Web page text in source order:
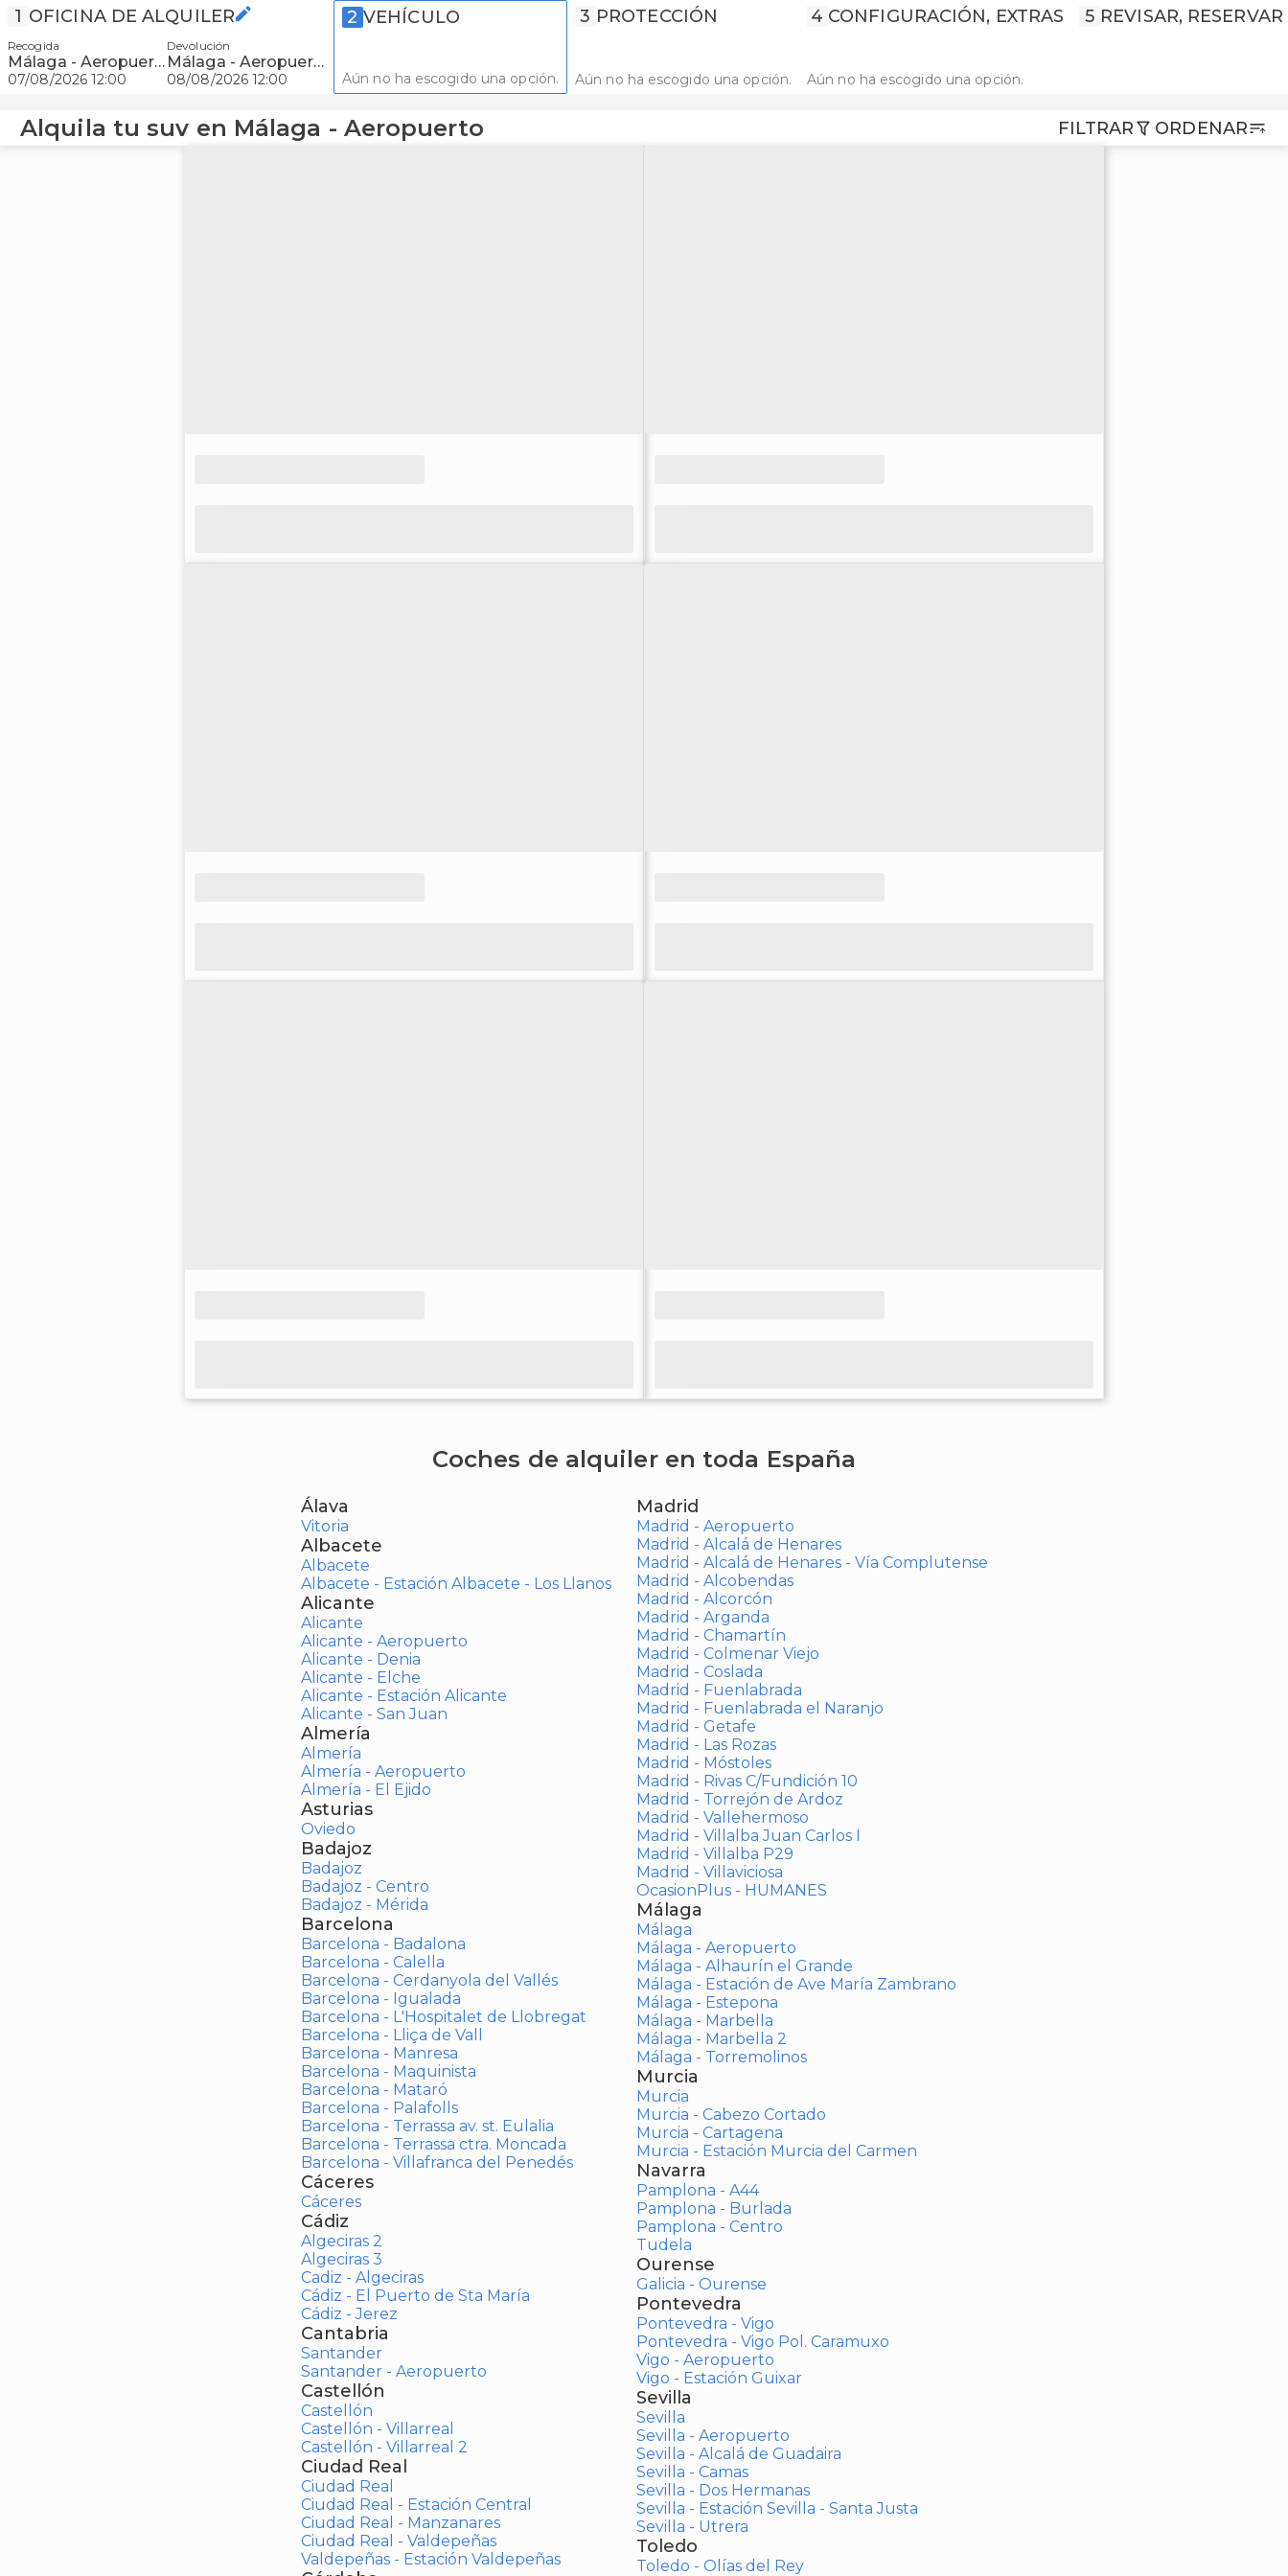
1 OFICINA DE ALQUILER
Recogida
Málaga - Aeropuerto
07/08/2026 12:00
Devolución
Málaga - Aeropuerto
08/08/2026 12:00
2 VEHÍCULO
Aún no ha escogido una opción.
3 PROTECCIÓN
Aún no ha escogido una opción.
4 CONFIGURACIÓN, EXTRAS
Aún no ha escogido una opción.
5 REVISAR, RESERVAR
Alquila tu suv en Málaga - Aeropuerto FILTRAR ORDENAR
Coches de alquiler en toda España
Álava
Vitoria
Albacete
Albacete
Albacete - Estación Albacete - Los Llanos
Alicante
Alicante
Alicante - Aeropuerto
Alicante - Denia
Alicante - Elche
Alicante - Estación Alicante
Alicante - San Juan
Almería
Almería
Almería - Aeropuerto
Almería - El Ejido
Asturias
Oviedo
Badajoz
Badajoz
Badajoz - Centro
Badajoz - Mérida
Barcelona
Barcelona - Badalona
Barcelona - Calella
Barcelona - Cerdanyola del Vallés
Barcelona - Igualada
Barcelona - L'Hospitalet de Llobregat
Barcelona - Lliça de Vall
Barcelona - Manresa
Barcelona - Maquinista
Barcelona - Mataró
Barcelona - Palafolls
Barcelona - Terrassa av. st. Eulalia
Barcelona - Terrassa ctra. Moncada
Barcelona - Villafranca del Penedés
Cáceres
Cáceres
Cádiz
Algeciras 2
Algeciras 3
Cadiz - Algeciras
Cádiz - El Puerto de Sta María
Cádiz - Jerez
Cantabria
Santander
Santander - Aeropuerto
Castellón
Castellón
Castellón - Villarreal
Castellón - Villarreal 2
Ciudad Real
Ciudad Real
Ciudad Real - Estación Central
Ciudad Real - Manzanares
Ciudad Real - Valdepeñas
Valdepeñas - Estación Valdepeñas
Madrid
Madrid - Aeropuerto
Madrid - Alcalá de Henares
Madrid - Alcalá de Henares - Vía Complutense
Madrid - Alcobendas
Madrid - Alcorcón
Madrid - Arganda
Madrid - Chamartín
Madrid - Colmenar Viejo
Madrid - Coslada
Madrid - Fuenlabrada
Madrid - Fuenlabrada el Naranjo
Madrid - Getafe
Madrid - Las Rozas
Madrid - Móstoles
Madrid - Rivas C/Fundición 10
Madrid - Torrejón de Ardoz
Madrid - Vallehermoso
Madrid - Villalba Juan Carlos I
Madrid - Villalba P29
Madrid - Villaviciosa
OcasionPlus - HUMANES
Málaga
Málaga
Málaga - Aeropuerto
Málaga - Alhaurín el Grande
Málaga - Estación de Ave María Zambrano
Málaga - Estepona
Málaga - Marbella
Málaga - Marbella 2
Málaga - Torremolinos
Murcia
Murcia
Murcia - Cabezo Cortado
Murcia - Cartagena
Murcia - Estación Murcia del Carmen
Navarra
Pamplona - A44
Pamplona - Burlada
Pamplona - Centro
Tudela
Ourense
Galicia - Ourense
Pontevedra
Pontevedra - Vigo
Pontevedra - Vigo Pol. Caramuxo
Vigo - Aeropuerto
Vigo - Estación Guixar
Sevilla
Sevilla
Sevilla - Aeropuerto
Sevilla - Alcalá de Guadaira
Sevilla - Camas
Sevilla - Dos Hermanas
Sevilla - Estación Sevilla - Santa Justa
Sevilla - Utrera
Toledo
Toledo - Olías del Rey